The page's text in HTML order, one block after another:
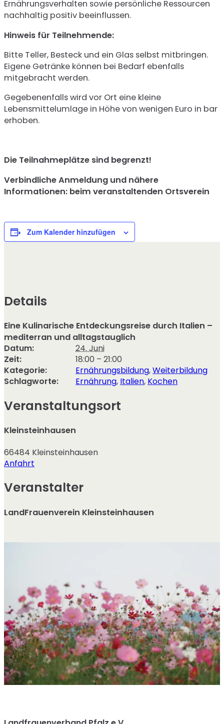
Ernährungsverhalten sowie persönliche Ressourcen
nachhaltig positiv beeinflussen.
Hinweis für Teilnehmende:
Bitte Teller, Besteck und ein Glas selbst mitbringen.
Eigene Getränke können bei Bedarf ebenfalls
mitgebracht werden.
Gegebenenfalls wird vor Ort eine kleine
Lebensmittelumlage in Höhe von wenigen Euro in bar
erhoben.
Die Teilnahmeplätze sind begrenzt!
Verbindliche Anmeldung und nähere
Informationen: beim veranstaltenden Ortsverein
Zum Kalender hinzufügen
Details
Eine Kulinarische Entdeckungsreise durch Italien –
mediterran und alltagstauglich
Datum:
24. Juni
Zeit:
18:00 – 21:00
Kategorie:
Ernährungsbildung,Weiterbildung
Schlagworte:
Ernährung, Italien, Kochen
Veranstaltungsort
Kleinsteinhausen
66484 Kleinsteinhausen
Anfahrt
Veranstalter
LandFrauenverein Kleinsteinhausen